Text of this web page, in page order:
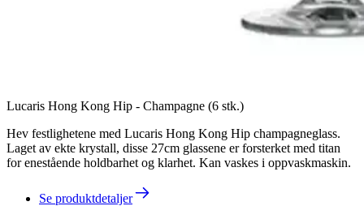
Lucaris Hong Kong Hip - Champagne (6 stk.)
Hev festlighetene med Lucaris Hong Kong Hip champagneglass.
Laget av ekte krystall, disse 27cm glassene er forsterket med titan
for enestående holdbarhet og klarhet. Kan vaskes i oppvaskmaskin.
Se produktdetaljer